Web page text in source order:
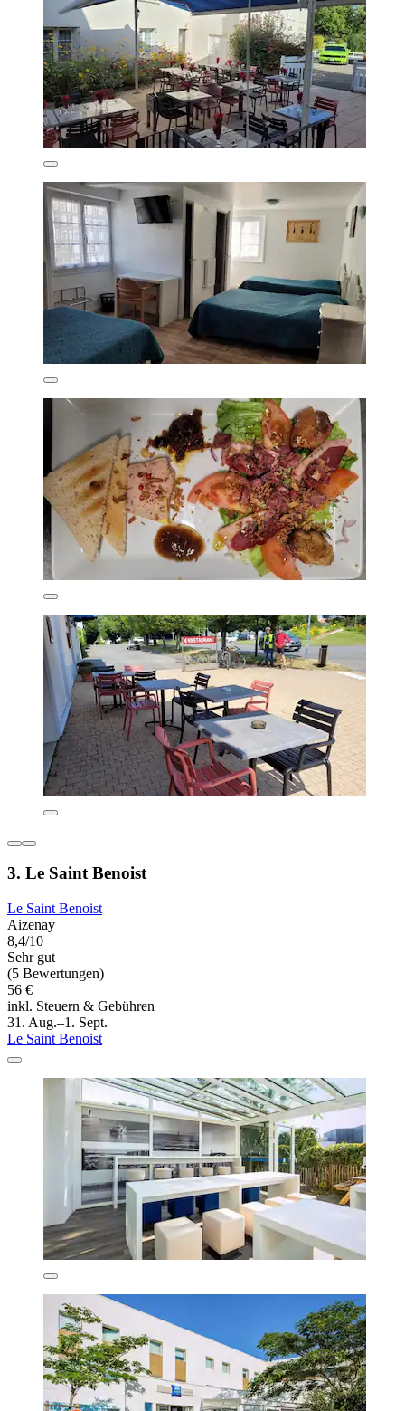
3. Le Saint Benoist
Le Saint Benoist
Aizenay
8,4/10
Sehr gut
(5 Bewertungen)
56 €
inkl. Steuern & Gebühren
31. Aug.–1. Sept.
Le Saint Benoist